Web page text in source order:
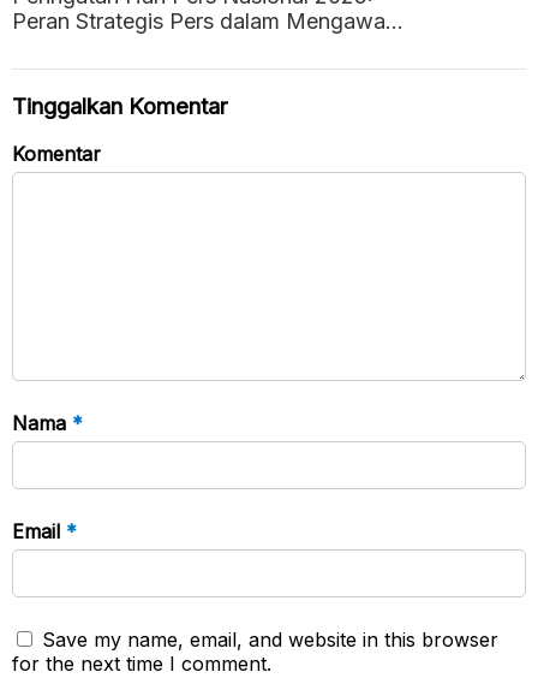
Peran Strategis Pers dalam Mengawal
Tinggalkan Komentar
Komentar
Nama *
Email *
Save my name, email, and website in this browser
for the next time I comment.